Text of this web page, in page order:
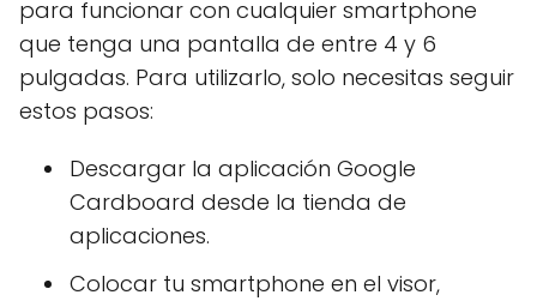
para funcionar con cualquier smartphone
que tenga una pantalla de entre 4 y 6
pulgadas. Para utilizarlo, solo necesitas seguir
estos pasos:
Descargar la aplicación Google
Cardboard desde la tienda de
aplicaciones.
Colocar tu smartphone en el visor,